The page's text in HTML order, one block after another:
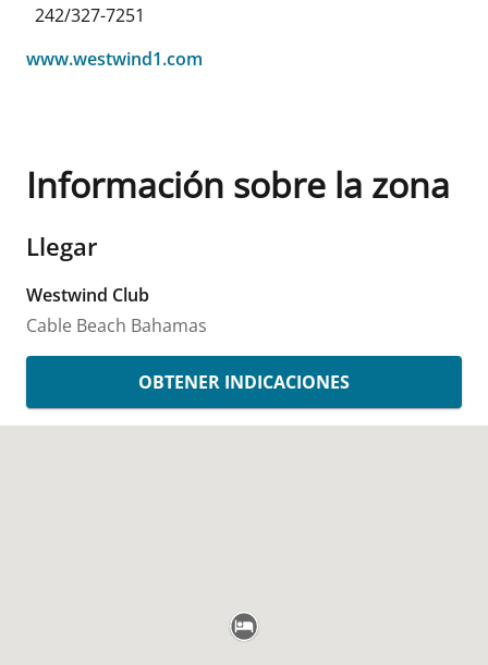
242/327-7251
www.westwind1.com
Información sobre la zona
Llegar
Westwind Club
Cable Beach Bahamas
OBTENER INDICACIONES